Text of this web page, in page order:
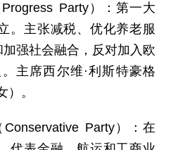
Progress Party）：第一大
。主张减税、优化养老服
强社会融合，反对加入欧
主席西尔维·利斯特豪格
）。
Conservative Party）：在